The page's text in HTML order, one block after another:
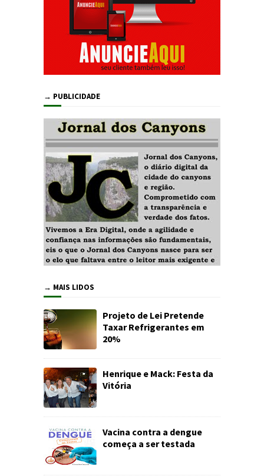
→ PUBLICIDADE
→ MAIS LIDOS
Projeto de Lei Pretende
Taxar Refrigerantes em
20%
Henrique e Mack: Festa da
Vitória
Vacina contra a dengue
começa a ser testada